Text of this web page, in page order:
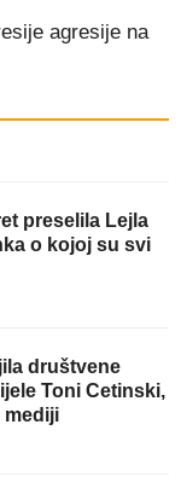
agresije na
preselila Lejla
o kojoj su svi
društvene
Toni Cetinski,
mediji